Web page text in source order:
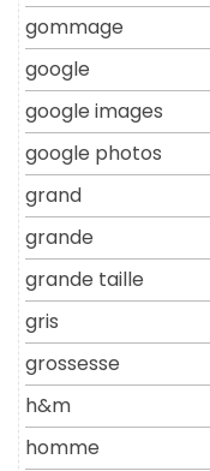
gommage
google
google images
google photos
grand
grande
grande taille
gris
grossesse
h&m
homme